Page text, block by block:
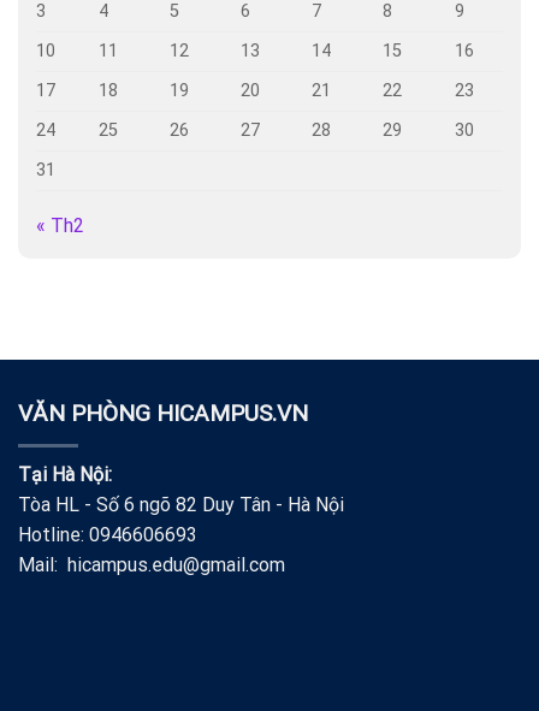
3
4 5 6 7 8
9
10
11 12 13 14 15
16
17
18 19 20 21 22
23
24
25 26 27 28 29
30
31
« Th2
VĂN PHÒNG HICAMPUS.VN
Tại Hà Nội:
Tòa HL - Số 6 ngõ 82 Duy Tân - Hà Nội
Hotline: 0946606693
Mail: hicampus.edu@gmail.com